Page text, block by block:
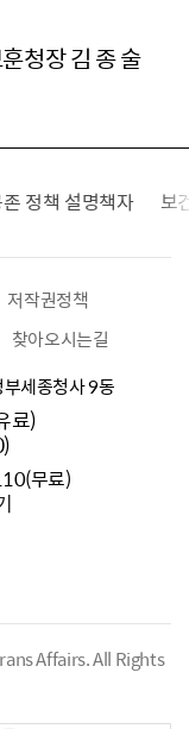
청장 김 종 술
정책 설명책자 보
저작권정책
찾아오시는길
세종청사 9동
료)
무료)
Affairs.All Rights